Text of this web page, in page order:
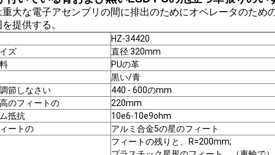
重大な電子アセンブリの間に排出のためにオペレータのため
提供する。
HZ-34420
ズ
直径:320mm
PUの革
黒い/青
節しなさい
440 - 600のmm
のフィートの
220mm
抵抗
10e6-10e9ohm
ートの
アルミ合金5の星のフィート
フィートの残りと、R=200mm;